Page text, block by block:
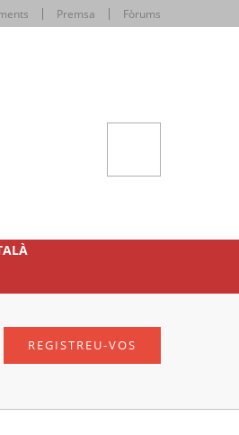
Premsa Fòrums
REGISTREU-VOS